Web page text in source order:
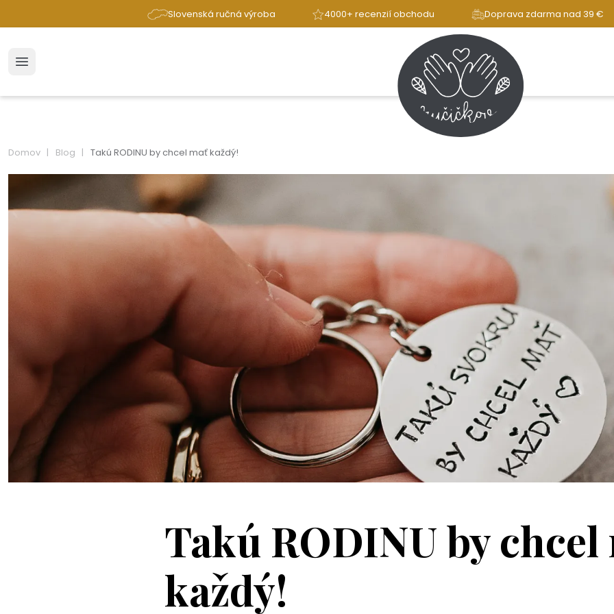
Slovenská ručná výroba 4000+ recenzií obchodu Doprava zdarma nad 39 €
Domov Blog Takú RODINU by chcel mať každý!
Takú RODINU by chcel
každý!